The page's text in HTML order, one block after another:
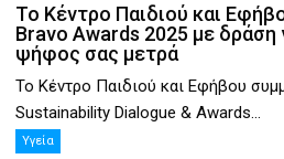
Το Κέντρο Παιδιού και
Bravo Awards 2025 με δράση
ψήφος σας μετρά
Το Κέντρο Παιδιού και Εφήβου
Sustainability Dialogue & Awards...
Υγεία